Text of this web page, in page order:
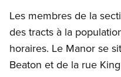
Les membres de la
des tracts à la
horaires. Le Manor se
Beaton et de la rue